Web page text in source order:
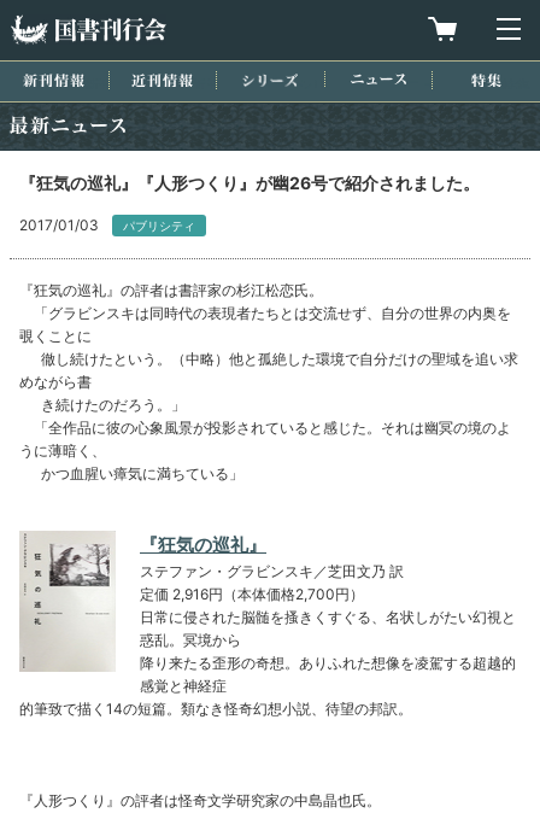
買物カゴを
新刊情報 近刊情報 シリーズ ニュース
『狂気の巡礼』『人形つくり』が幽26号で紹介されました。
2017/01/03 パブリシティ
『狂気の巡礼』の評者は書評家の杉江松恋氏。
「グラビンスキは同時代の表現者たちとは交流せず、自分の世界の内奥を
覗くことに
徹し続けたという。（中略）他と孤絶した環境で自分だけの聖域を追い求
めながら書
き続けたのだろう。」
「全作品に彼の心象風景が投影されていると感じた。それは幽冥の境のよ
うに薄暗く、
かつ血腥い瘴気に満ちている」
『狂気の巡礼』
ステファン・グラビンスキ／芝田文乃 訳
定価 2,916円（本体価格2,700円）
日常に侵された脳髄を搔きくすぐる、名状しがたい幻視と
惑乱。冥境から
降り来たる歪形の奇想。ありふれた想像を凌駕する超越的
感覚と神経症
的筆致で描く14の短篇。類なき怪奇幻想小説、待望の邦訳。
『人形つくり』の評者は怪奇文学研究家の中島晶也氏。